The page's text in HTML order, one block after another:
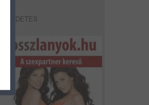
HIRDETES